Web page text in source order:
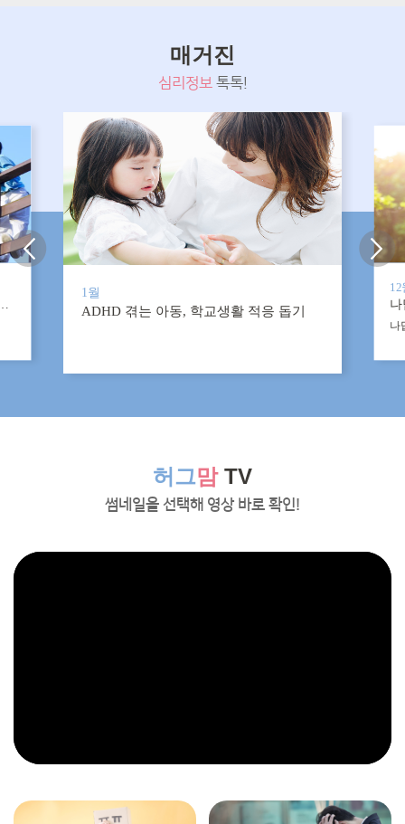
매거진
심리정보 톡톡!
부부가 만들어냅니다
1월
ADHD 겪는 아동, 학교생활 적응 돕기
12
나
나
허그맘TV
썸네일을 선택해 영상 바로 확인!